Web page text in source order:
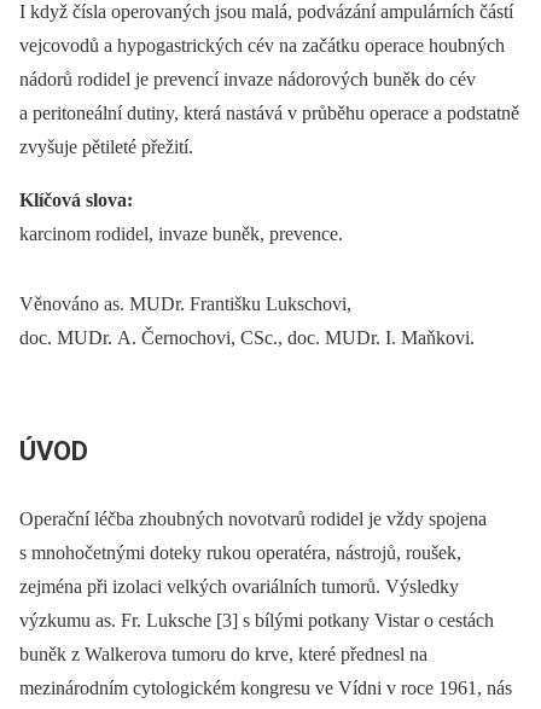
I když čísla operovaných jsou malá, podvázání ampulárních částí
vejcovodů a hypogastrických cév na začátku operace houbných
nádorů rodidel je prevencí invaze nádorových buněk do cév
a peritoneální dutiny, která nastává v průběhu operace a podstatně
zvyšuje pětileté přežití.
Klíčová slova:
karcinom rodidel, invaze buněk, prevence.
Věnováno as. MUDr. Františku Lukschovi,
doc. MUDr. A. Černochovi, CSc., doc. MUDr. I. Maňkovi.
ÚVOD
Operační léčba zhoubných novotvarů rodidel je vždy spojena
s mnohočetnými doteky rukou operatéra, nástrojů, roušek,
zejména při izolaci velkých ovariálních tumorů. Výsledky
výzkumu as. Fr. Luksche [3] s bílými potkany Vistar o cestách
buněk z Walkerova tumoru do krve, které přednesl na
mezinárodním cytologickém kongresu ve Vídni v roce 1961, nás